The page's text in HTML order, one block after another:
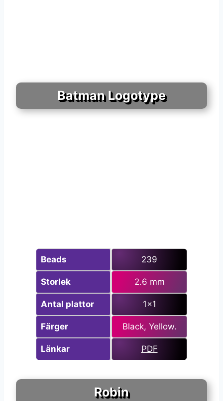
Batman Logotype
Beads 239
Storlek 2.6 mm
Antal plattor 1×1
Färger Black, Yellow.
Länkar PDF
Robin